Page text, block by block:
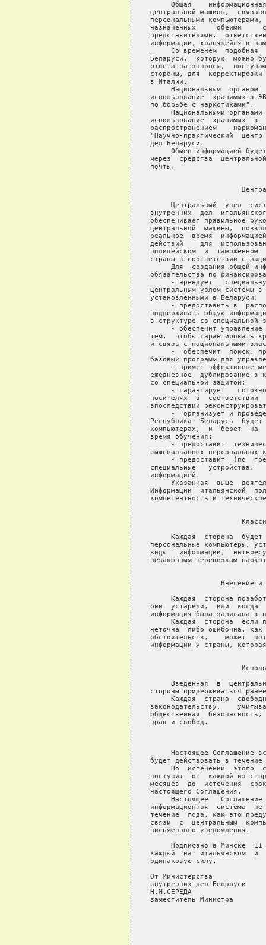
Общая
центральной машины,
персональными
назначенных     обеими
представителями,
информации, хранящейся в
Со временем  подобная
Беларуси,  которую  можно
ответа на запросы,
стороны, для
в Италии.
Национальным  органом
использование  хранимых в
по борьбе с наркотиками".
Национальными
использование  хранимых
распространением
"Научно-практический  центр
дел Беларуси.
Обмен информацией
через  средства
почты.
Центральный  узел
внутренних  дел
обеспечивает правильное
центральной  машины,
реальное  время
действий    для
полицейском  и  таможенном
страны в соответствии с
Для  создания общей
обязательства по
- арендует
центральным узлом системы
установленными в Беларуси;
- предоставить в
поддерживать общую
в структуре со специальной
- обеспечит
тем,  чтобы гарантировать
и связь с национальными
-  обеспечит  поиск,
базовых программ для
- примет эффективные
ежедневное  дублирование в
со специальной защитой;
- гарантирует
носителях  в
впоследствии
-  организует и
Республика  Беларусь
компьютерах,  и  берет  на
время обучения;
- предоставит
вышеназванных персональных
- предоставит  (по
специальные   устройства,
информацией.
Указанная  выше
Информации  итальянской
компетентность и
Каждая  сторона
персональные компьютеры,
виды   информации,
незаконным перевозкам
Внесение и
Каждая  сторона
они  устарели,  или  когда
информация была записана в
Каждая  сторона  если
неточна  либо ошибочна,
обстоятельств,    может
информации у страны,
Введенная  в
стороны придерживаться
Каждая  страна
законодательству,
общественная
прав и свобод.
Настоящее Соглашение
будет действовать в
По  истечении  этого
поступит  от  каждой из
месяцев  до  истечения
настоящего Соглашения.
Настоящее
информационная  система
течение  года, как это
связи  с  центральным
письменного уведомления.
Подписано в Минске
каждый  на  итальянском  и
одинаковую силу.
От Министерства
внутренних дел Беларуси
Н.М.СЕРЕДА
заместитель Министра